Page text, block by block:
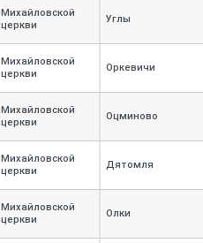
Михайловской
церкви
Углы
Михайловской
церкви
Оркевичи
Михайловской
церкви
Оцминово
Михайловской
церкви
Дятомля
Михайловской
церкви
Олки